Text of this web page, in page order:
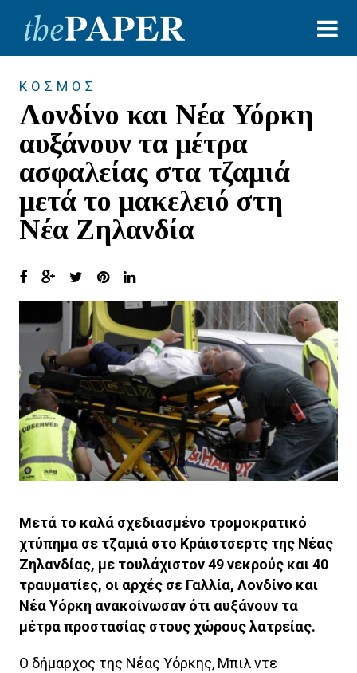
ΚΟΣΜΟΣ
Λονδίνο και Νέα Υόρκη
αυξάνουν τα μέτρα
ασφαλείας στα τζαμιά
μετά το μακελειό στη
Νέα Ζηλανδία
Μετά το καλά σχεδιασμένο τρομοκρατικό
χτύπημα σε τζαμιά στο Κράιστσερτς της Νέας
Ζηλανδίας, με τουλάχιστον 49 νεκρούς και 40
τραυματίες, οι αρχές σε Γαλλία, Λονδίνο και
Νέα Υόρκη ανακοίνωσαν ότι αυξάνουν τα
μέτρα προστασίας στους χώρους λατρείας.
Ο δήμαρχος της Νέας Υόρκης, Μπιλ ντε